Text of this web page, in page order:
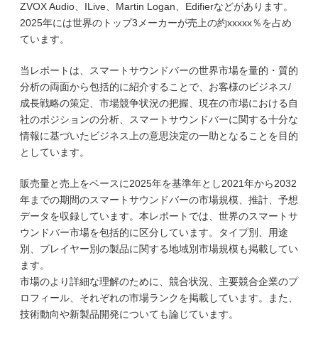
ZVOX Audio、ILive、Martin Logan、Edifierなどがあります。
2025年には世界のトップ3メーカーが売上の約xxxxx％を占め
ています。
当レポートは、スマートサウンドバーの世界市場を量的・質的
分析の両面から包括的に紹介することで、お客様のビジネス/
成長戦略の策定、市場競争状況の把握、現在の市場における自
社のポジションの分析、スマートサウンドバーに関する十分な
情報に基づいたビジネス上の意思決定の一助となることを目的
としています。
販売量と売上をベースに2025年を基準年とし2021年から2032
年までの期間のスマートサウンドバーの市場規模、推計、予想
データを収録しています。本レポートでは、世界のスマートサ
ウンドバー市場を包括的に区分しています。タイプ別、用途
別、プレイヤー別の製品に関する地域別市場規模も掲載してい
ます。
市場のより詳細な理解のために、競合状況、主要競合企業のプ
ロフィール、それぞれの市場ランクを掲載しています。また、
技術動向や新製品開発についても論じています。